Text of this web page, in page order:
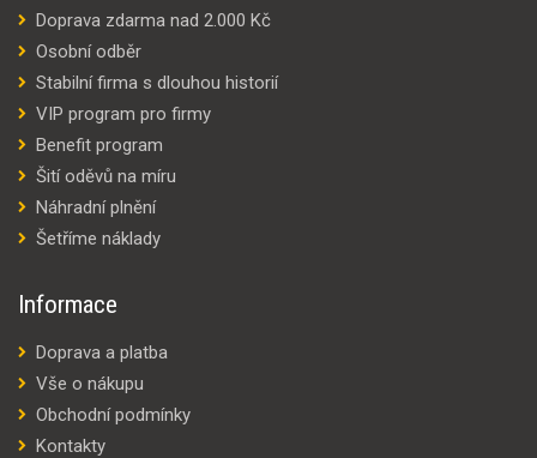
Doprava zdarma nad 2.000 Kč
Osobní odběr
Stabilní firma s dlouhou historií
VIP program pro firmy
Benefit program
Šití oděvů na míru
Náhradní plnění
Šetříme náklady
Informace
Doprava a platba
Vše o nákupu
Obchodní podmínky
Kontakty